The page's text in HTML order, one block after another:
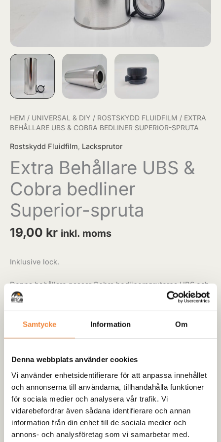
Samtycke Information Om
Denna webbplats använder cookies
Vi använder enhetsidentifierare för att anpassa innehållet
och annonserna till användarna, tillhandahålla funktioner
för sociala medier och analysera vår trafik. Vi
vidarebefordrar även sådana identifierare och annan
information från din enhet till de sociala medier och
annons- och analysföretag som vi samarbetar med.
HEM / UNIVERSAL & DIY / ROSTSKYDD FLUIDFILM / EXTRA
BEHÅLLARE UBS & COBRA BEDLINER SUPERIOR-SPRUTA
Rostskydd Fluidfilm, Lacksprutor
Extra Behållare UBS &
Cobra bedliner
Superior-spruta
19,00 kr inkl. moms
Inklusive lock.
Denna behållare passar Cobra bedlinersprutorna UBS och
Superior samt våran egna fluidfilmspruta
Kategorier: Rostskydd Fluidfilm Lacksprutor
Lagervara: